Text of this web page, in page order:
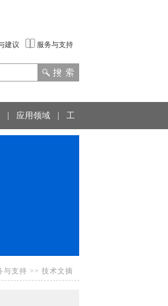
建议 服务与支持
应用领域 工
与支持 >> 技术文摘